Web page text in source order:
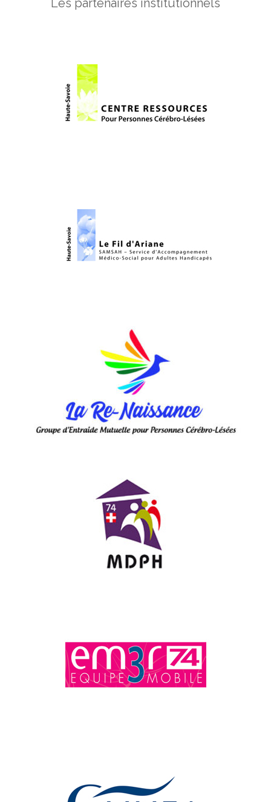
Les partenaires institutionnels